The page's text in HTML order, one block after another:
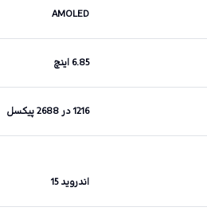
AMOLED
6.85 اینچ
1216 در 2688 پیکسل
اندروید 15